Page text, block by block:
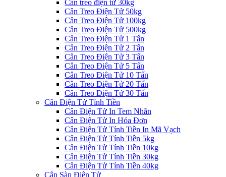
Cân treo điện tử 30kg
Cân Treo Điện Tử 50kg
Cân Treo Điện Tử 100kg
Cân Treo Điện Tử 500kg
Cân Treo Điện Tử 1 Tấn
Cân Treo Điện Tử 2 Tấn
Cân Treo Điện Tử 3 Tấn
Cân Treo Điện Tử 5 Tấn
Cân Treo Điện Tử 10 Tấn
Cân Treo Điện Tử 20 Tấn
Cân Treo Điện Tử 30 Tấn
Cân Điện Tử Tính Tiền
Cân Điện Tử In Tem Nhãn
Cân Điện Tử In Hóa Đơn
Cân Điện Tử Tính Tiền In Mã Vạch
Cân Điện Tử Tính Tiền 5kg
Cân Điện Tử Tính Tiền 10kg
Cân Điện Tử Tính Tiền 30kg
Cân Điện Tử Tính Tiền 40kg
Cân Sàn Điện Tử